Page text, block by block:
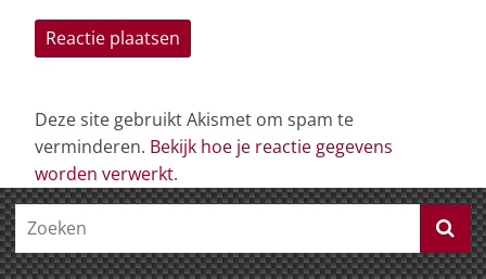
Deze site gebruikt Akismet om spam te
verminderen. Bekijk hoe je reactie gegevens
worden verwerkt.